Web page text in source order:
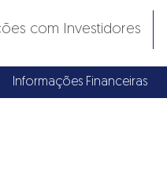
com Investidores
Informações Financeiras